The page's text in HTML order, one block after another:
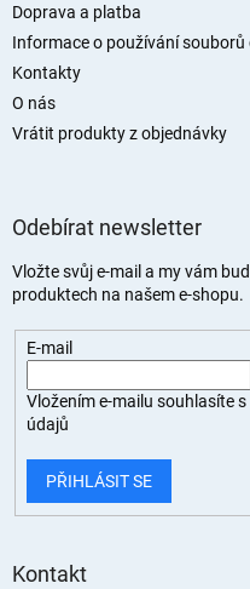
Doprava a platba
Informace o používání souborů
Kontakty
O nás
Vrátit produkty z objednávky
Odebírat newsletter
Vložte svůj e-mail a my vám
produktech na našem e-shopu.
E-mail
Vložením e-mailu souhlasíte s
údajů
PŘIHLÁSIT SE
Kontakt